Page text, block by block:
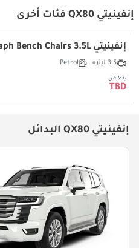
إنفينيتي QX80 فئات أخرى
إنفينيتي QX80 Autograph Bench Chairs 3.5L
3.5 ليتر Petrol
بدءا من
TBD
إنفينيتي QX80 البدائل